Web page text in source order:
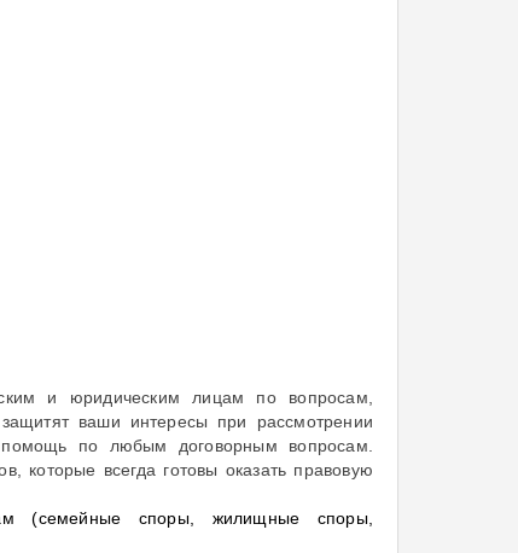
и юридическим лицам по вопросам,
ваши интересы при рассмотрении
помощь по любым договорным вопросам.
которые всегда готовы оказать правовую
(семейные споры, жилищные споры,